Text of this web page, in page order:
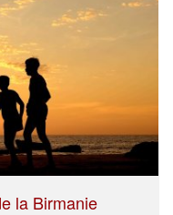
la Birmanie